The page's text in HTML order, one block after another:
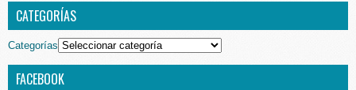
CATEGORÍAS
Categorías
FACEBOOK